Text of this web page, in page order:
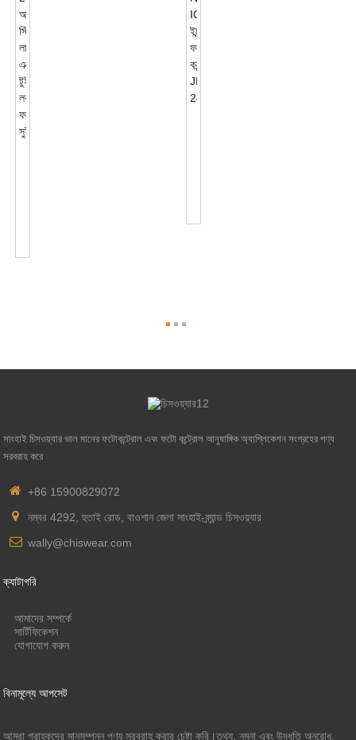
সাংহাই চিসওয়্যার ভাল মানের ফটোকন্ট্রোল এবং ফটো কন্ট্রোল আনুষাঙ্গিক অ্যাপ্লিকেশন সংগ্রহের পণ্য
সরবরাহ করে
+86 15900829072
নম্বর 4292, হুতাই রোড, বাওশান জেলা সাংহাই-ব্র্যান্ড চিসওয়্যার
wally@chiswear.com
ক্যাটাগরি
আমাদের সম্পর্কে
সার্টিফিকেশন
যোগাযোগ করুন
বিনামূল্যে আপসেট
আমরা গ্রাহকদের মানসম্পন্ন পণ্য সরবরাহ করার চেষ্টা করি।তথ্য, নমুনা এবং উদ্ধৃতি অনুরোধ,